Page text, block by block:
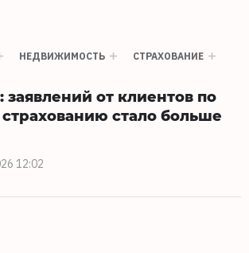
НЕДВИЖИМОСТЬ
СТРАХОВАНИЕ
заявлений от клиентов по
стало больше
12:02